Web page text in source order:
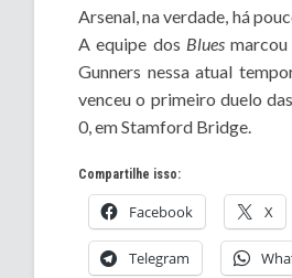
Arsenal, na verdade, há
A equipe dos Bluesmarcou
Gunners nessa atual
venceu o primeiro duelo
0, em Stamford Bridge.
Compartilhe isso:
Facebook X
Telegram